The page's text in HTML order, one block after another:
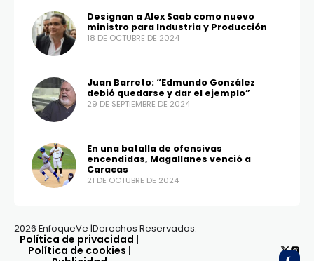
Designan a Alex Saab como nuevo
ministro para Industria y Producción
18 DE OCTUBRE DE 2024
Juan Barreto: “Edmundo González
debió quedarse y dar el ejemplo”
29 DE SEPTIEMBRE DE 2024
En una batalla de ofensivas
encendidas, Magallanes venció a
Caracas
21 DE OCTUBRE DE 2024
2026 EnfoqueVe |Derechos Reservados.
Política de privacidad |
Política de cookies |